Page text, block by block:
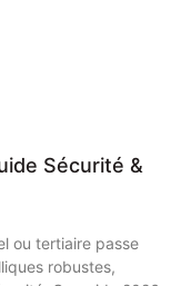
Sécurité &
ou tertiaire passe
robustes,